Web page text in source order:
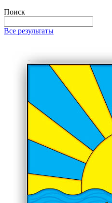
Поиск
Все результаты